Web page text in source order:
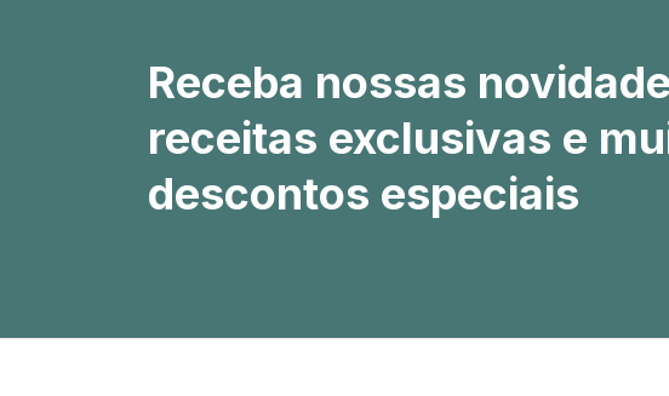
Receba nossas
receitas exclusivas e
descontos especiais